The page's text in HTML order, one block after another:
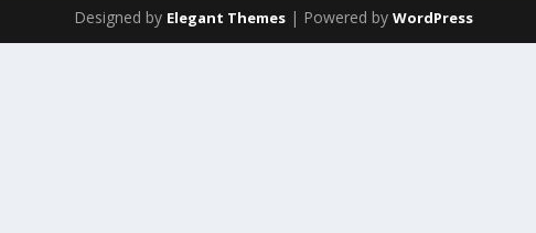
Designed by Elegant Themes | Powered byWordPress